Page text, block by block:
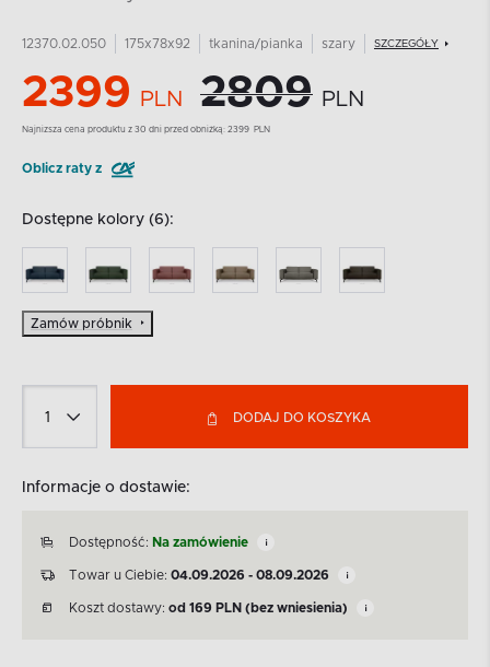
12370.02.050 175x78x92 tkanina/pianka szary SZCZEGÓŁY
2399 PLN 2809 PLN
Najnizsza cena produktu z 30 dni przed obniżką: 2399 PLN
Oblicz raty z
Dostępne kolory (6):
Zamów próbnik
DODAJ DO KOSZYKA
Informacje o dostawie:
Dostępność: Na zamówienie
Towar u Ciebie: 04.09.2026 - 08.09.2026
Koszt dostawy: od 169 PLN (bez wniesienia)